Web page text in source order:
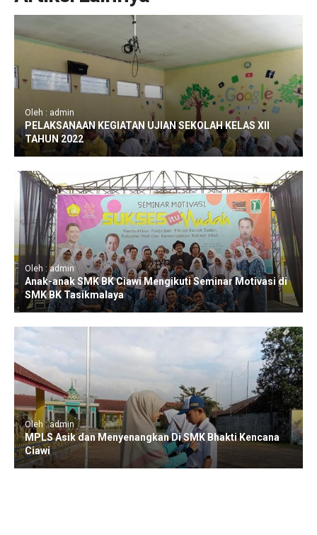
Oleh : admin
PELAKSANAAN KEGIATAN UJIAN SEKOLAH KELAS XII
TAHUN 2022
Oleh : admin
Anak-anak SMK BK Ciawi Mengikuti Seminar Motivasi di
SMK BK Tasikmalaya
Oleh : admin
MPLS Asik dan Menyenangkan Di SMK Bhakti Kencana
Ciawi